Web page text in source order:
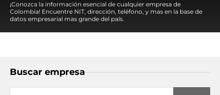
¡Conozca la información esencial de cualquier empresa de
Colombia! Encuentre NIT, dirección, teléfono, y mas en la base de
datos empresarial mas grande del país.
Buscar empresa